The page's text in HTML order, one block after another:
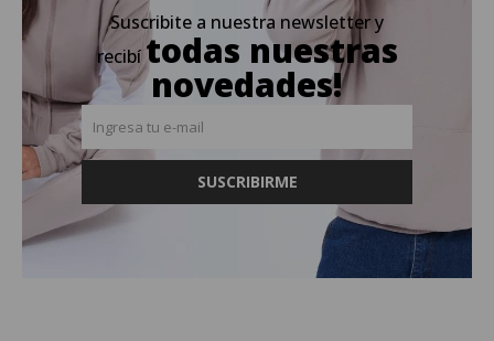
Suscribite a nuestra newsletter y
recibí todas nuestras
novedades!
SUSCRIBIRME